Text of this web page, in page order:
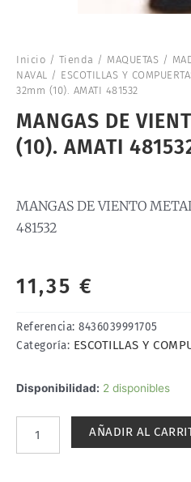
Inicio / Tienda / MAQUETAS /
NAVAL / ESCOTILLAS Y
32mm (10). AMATI 481532
MANGAS DE
(10). AMATI
MANGAS DE VIENTO
481532
11,35 €
Referencia: 8436039991705
Categoría: ESCOTILLAS Y
Disponibilidad: 2 disponibles
MANGAS
METAL
AÑADIR AL